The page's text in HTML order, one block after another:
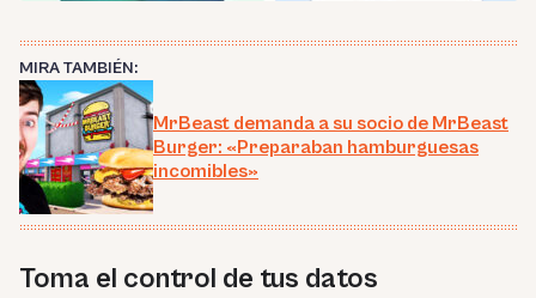
MIRA TAMBIÉN:
MrBeast demanda a su socio de MrBeast
Burger: «Preparaban hamburguesas
incomibles»
Toma el control de tus datos